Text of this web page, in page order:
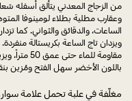
وعقارب مطلية بطلاء لومينوفا
الساعات، والدقائق والثواني. كما
ويزدان تاج الساعة بكريستالة
مقاومة
باللون الأخضر سهل الفتح ومُزين
مغلّفة في علبة تحمل علامة